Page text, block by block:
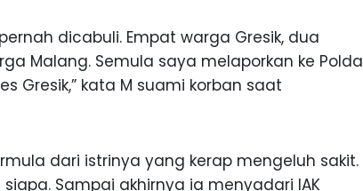
dicabuli. Empat warga Gresik, dua
Malang. Semula saya melaporkan ke Polda
Gresik,” kata M suami korban saat
dari istrinya yang kerap mengeluh sakit.
Sampai akhirnya ia menyadari IAK